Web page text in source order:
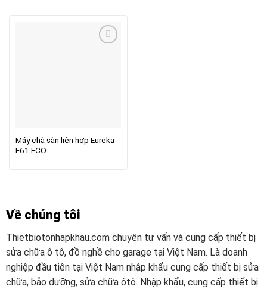
Máy chà sàn liên hợp Eureka
E61 ECO
Về chúng tôi
Thietbiotonhapkhau.com chuyên tư vấn và cung cấp thiết bị
sửa chữa ô tô, đồ nghề cho garage tại Việt Nam. Là doanh
nghiệp đầu tiên tại Việt Nam nhập khẩu cung cấp thiết bị sửa
chữa, bảo dưỡng, sửa chữa ôtô. Nhập khẩu, cung cấp thiết bị